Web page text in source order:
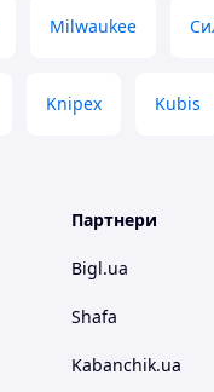
Milwaukee
Knipex Kubis
Партнери
Bigl.ua
Shafa
Kabanchik.ua